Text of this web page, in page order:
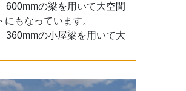
600mmの梁を用いて大空間
もなっています。
360mmの小屋梁を用いて大